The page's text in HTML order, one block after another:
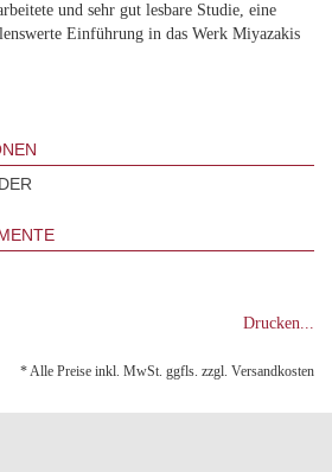
und sehr gut lesbare Studie, eine
Einführung in das Werk Miyazakis
Drucken...
* Alle Preise inkl. MwSt. ggfls. zzgl. Versandkosten